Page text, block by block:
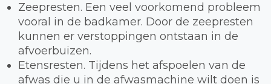
Zeepresten. Een veel voorkomend probleem
vooral in de badkamer. Door de zeepresten
kunnen er verstoppingen ontstaan in de
afvoerbuizen.
Etensresten. Tijdens het afspoelen van de
afwas die u in de afwasmachine wilt doen is